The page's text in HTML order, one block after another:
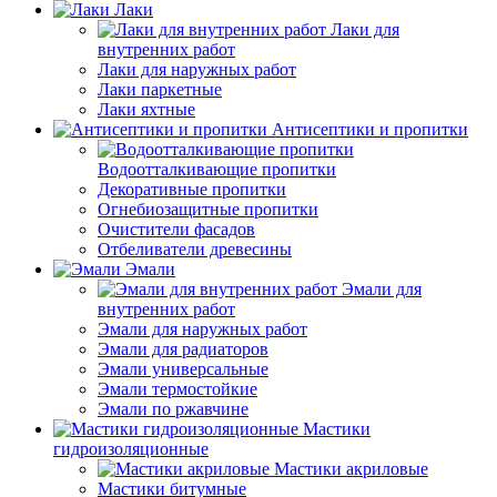
Лаки
Лаки для
внутренних работ
Лаки для наружных работ
Лаки паркетные
Лаки яхтные
Антисептики и пропитки
Водоотталкивающие пропитки
Декоративные пропитки
Огнебиозащитные пропитки
Очистители фасадов
Отбеливатели древесины
Эмали
Эмали для
внутренних работ
Эмали для наружных работ
Эмали для радиаторов
Эмали универсальные
Эмали термостойкие
Эмали по ржавчине
Мастики
гидроизоляционные
Мастики акриловые
Мастики битумные